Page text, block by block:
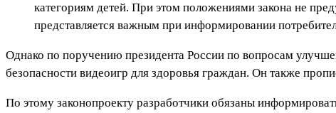
категориям детей. При этом положениями закона не
представляется важным при информировании
Однако по поручению президента России по вопросам
безопасности видеоигр для здоровья граждан. Он также
По этому законопроекту разработчики обязаны